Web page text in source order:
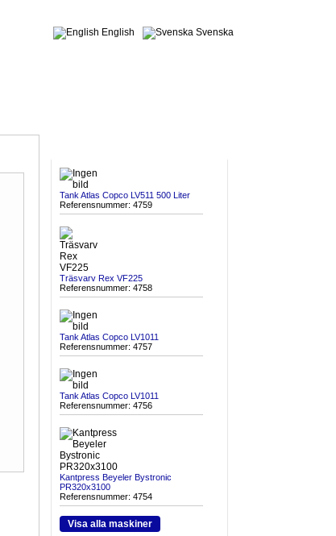
Svenska
English
Tank Atlas Copco LV511 500 Liter
Referensnummer: 4759
Träsvarv Rex VF225
Referensnummer: 4758
Tank Atlas Copco LV1011
Referensnummer: 4757
Tank Atlas Copco LV1011
Referensnummer: 4756
Kantpress Beyeler Bystronic
PR320x3100
Referensnummer: 4754
Visa alla maskiner